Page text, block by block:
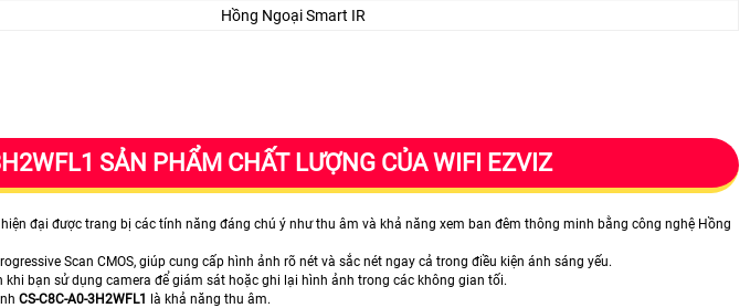
Hồng Ngoại Smart IR
SẢN PHẨM CHẤT LƯỢNG CỦA WIFI EZVIZ
đại được trang bị các tính năng đáng chú ý như thu âm và khả năng xem ban đêm thông minh bằng công nghệ Hồng
Scan CMOS, giúp cung cấp hình ảnh rõ nét và sắc nét ngay cả trong điều kiện ánh sáng yếu.
bạn sử dụng camera để giám sát hoặc ghi lại hình ảnh trong các không gian tối.
CS-C8C-A0-3H2WFL1
là khả năng thu âm.